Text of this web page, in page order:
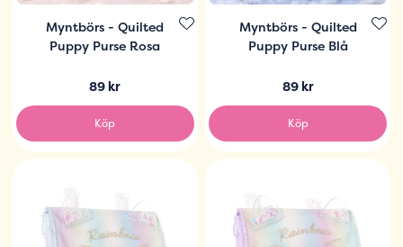
Myntbörs - Quilted
Puppy Purse Rosa
89 kr
Köp
Myntbörs - Quilted
Puppy Purse Blå
89 kr
Köp